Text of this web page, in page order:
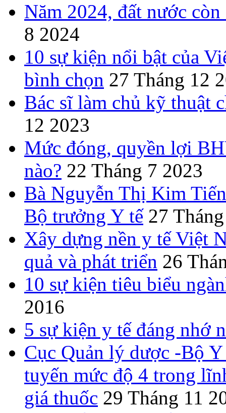
Năm 2024, đất nước
8 2024
10 sự kiện nổi bật của
bình chọn 27 Tháng 12
Bác sĩ làm chủ kỹ thuật
12 2023
Mức đóng, quyền lợi
nào? 22 Tháng 7 2023
Bà Nguyễn Thị Kim
Bộ trưởng Y tế27
Xây dựng nền y tế Việt
quả và phát triển 26
10 sự kiện tiêu biểu
2016
5 sự kiện y tế đáng nhớ
Cục Quản lý dược -Bộ
tuyến mức độ 4 trong
giá thuốc 29 Tháng 11